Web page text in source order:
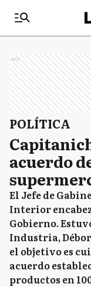
Ads
POLÍTICA
acuerdo
El Jefe de
Interior
Gobierno.
Industria,
el objetivo es
acuerdo
productos en